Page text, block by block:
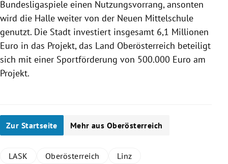
Bundesligaspiele einen Nutzungsvorrang, ansonten
wird die Halle weiter von der Neuen Mittelschule
genutzt. Die Stadt investiert insgesamt 6,1 Millionen
Euro in das Projekt, das Land Oberösterreich beteiligt
sich mit einer Sportförderung von 500.000 Euro am
Projekt.
Zur Startseite Mehr aus Oberösterreich
LASK Oberösterreich Linz